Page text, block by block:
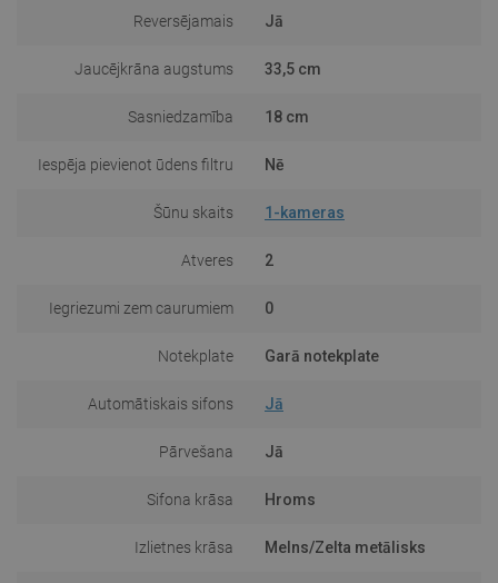
Reversējamais Jā
Jaucējkrāna augstums 33,5 cm
Sasniedzamība 18 cm
Iespēja pievienot ūdens filtru Nē
Šūnu skaits 1-kameras
Atveres 2
Iegriezumi zem caurumiem 0
Notekplate Garā notekplate
Automātiskais sifons Jā
Pārvešana Jā
Sifona krāsa Hroms
Izlietnes krāsa Melns/Zelta metālisks